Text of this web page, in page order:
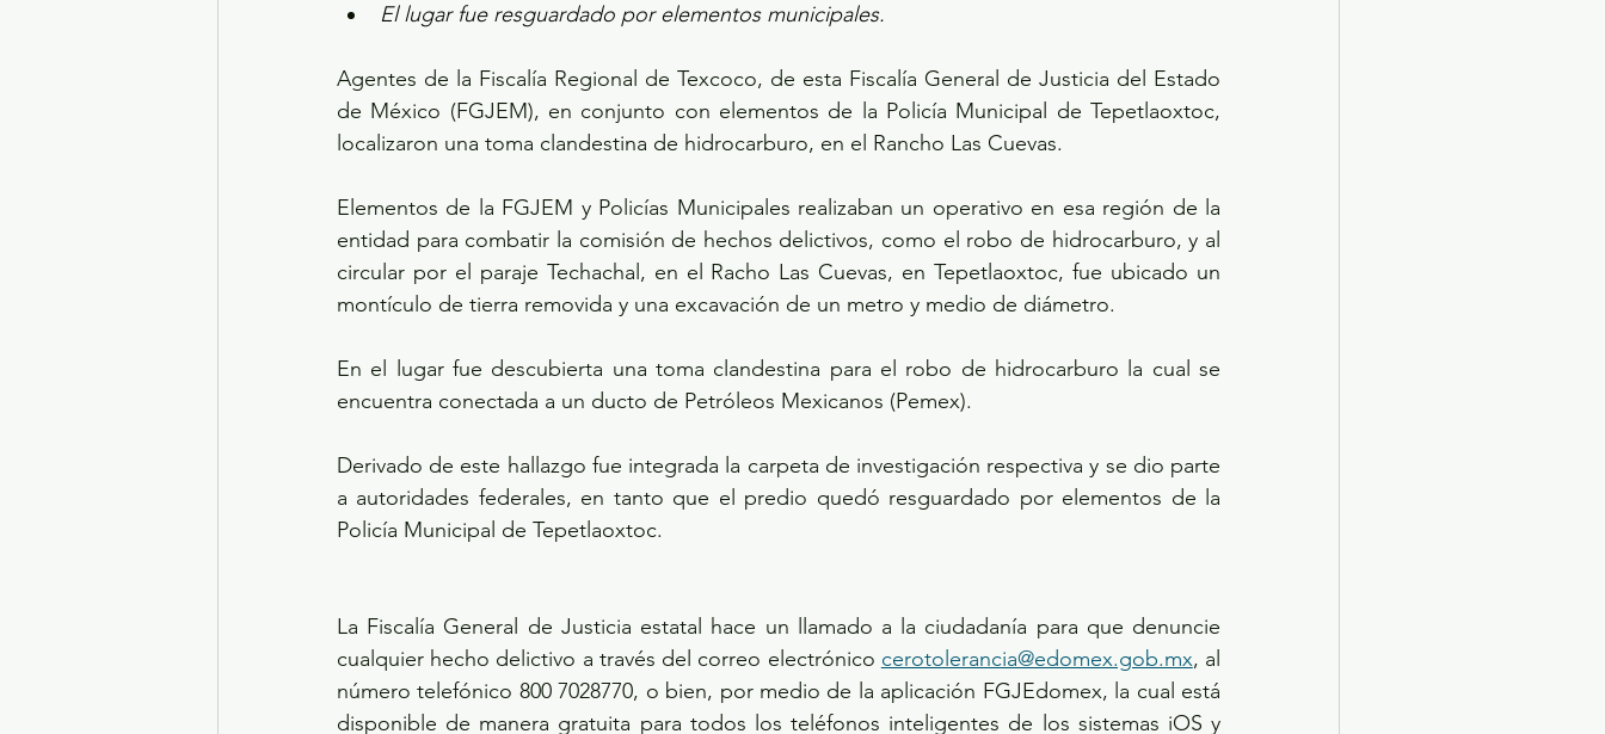
El lugar fue resguardado por elementos municipales.
Agentes de la Fiscalía Regional de Texcoco, de esta Fiscalía General de Justicia del Estado
de México (FGJEM), en conjunto con elementos de la Policía Municipal de Tepetlaoxtoc,
localizaron una toma clandestina de hidrocarburo, en el Rancho Las Cuevas.
Elementos de la FGJEM y Policías Municipales realizaban un operativo en esa región de la
entidad para combatir la comisión de hechos delictivos, como el robo de hidrocarburo, y al
circular por el paraje Techachal, en el Racho Las Cuevas, en Tepetlaoxtoc, fue ubicado un
montículo de tierra removida y una excavación de un metro y medio de diámetro.
En el lugar fue descubierta una toma clandestina para el robo de hidrocarburo la cual se
encuentra conectada a un ducto de Petróleos Mexicanos (Pemex).
Derivado de este hallazgo fue integrada la carpeta de investigación respectiva y se dio parte
a autoridades federales, en tanto que el predio quedó resguardado por elementos de la
Policía Municipal de Tepetlaoxtoc.
La Fiscalía General de Justicia estatal hace un llamado a la ciudadanía para que denuncie
cualquier hecho delictivo a través del correo electrónico cerotolerancia@edomex.gob.mx, al
número telefónico 800 7028770, o bien, por medio de la aplicación FGJEdomex, la cual está
disponible de manera gratuita para todos los teléfonos inteligentes de los sistemas iOS y